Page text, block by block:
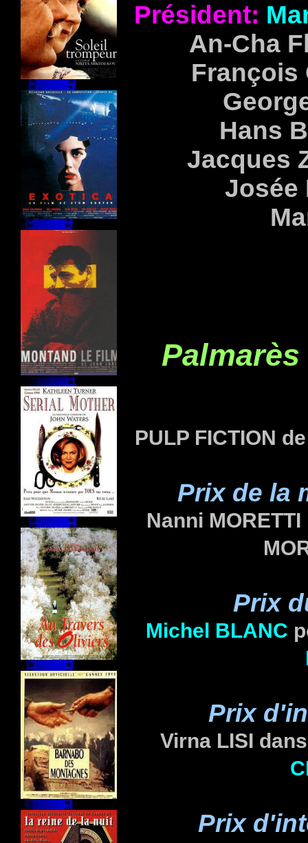
Président:
An-Cha
François
Hans
Jacques
Josée
PULP FICTION
Prix de la
Nanni
Prix
Michel BLANC
Prix
Virna LISI
Prix